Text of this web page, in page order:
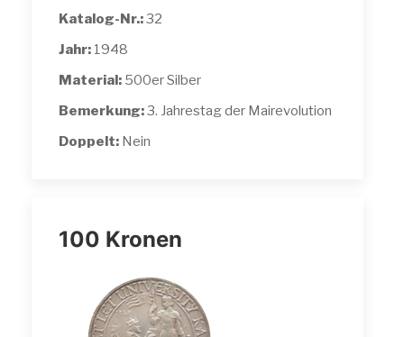
Katalog-Nr.:32
Jahr: 1948
Material: 500er Silber
Bemerkung:3. Jahrestag der Mairevolution
Doppelt: Nein
100 Kronen